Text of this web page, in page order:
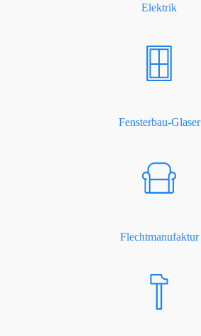
Elektrik
Fensterbau-Glaser
Flechtmanufaktur